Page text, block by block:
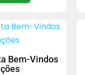
Bem-Vindos